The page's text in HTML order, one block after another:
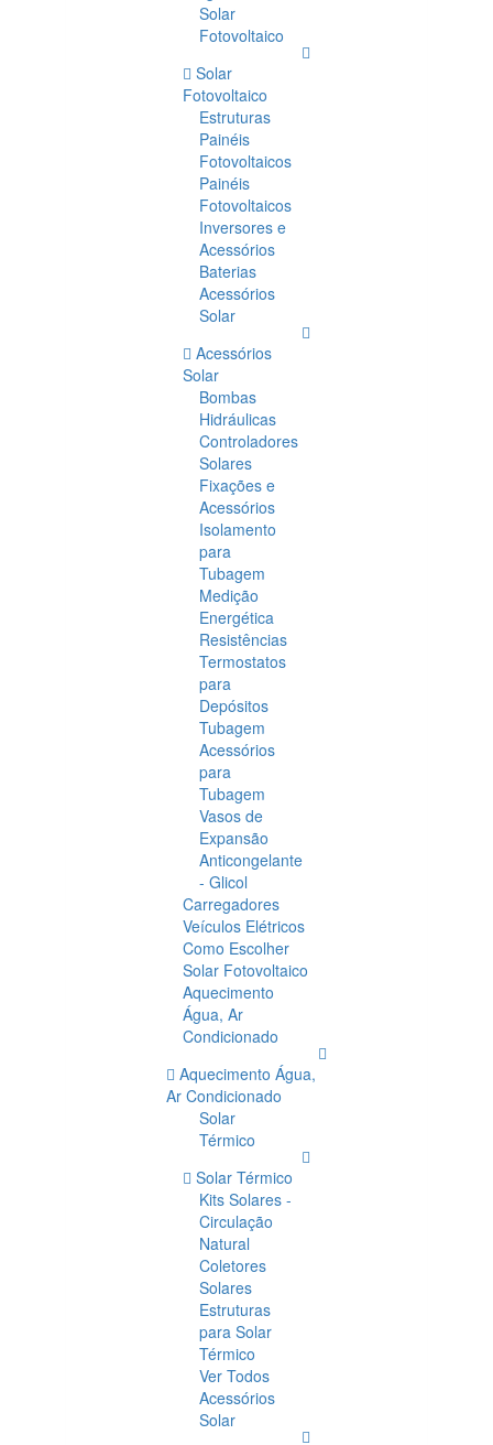
Solar
Fotovoltaico
Solar
Fotovoltaico
Estruturas
Painéis
Fotovoltaicos
Painéis
Fotovoltaicos
Inversores e
Acessórios
Baterias
Acessórios
Solar
Acessórios
Solar
Bombas
Hidráulicas
Controladores
Solares
Fixações e
Acessórios
Isolamento
para
Tubagem
Medição
Energética
Resistências
Termostatos
para
Depósitos
Tubagem
Acessórios
para
Tubagem
Vasos de
Expansão
Anticongelante
- Glicol
Carregadores
Veículos Elétricos
Como Escolher
Solar Fotovoltaico
Aquecimento
Água, Ar
Condicionado
Aquecimento Água,
Ar Condicionado
Solar
Térmico
Solar Térmico
Kits Solares -
Circulação
Natural
Coletores
Solares
Estruturas
para Solar
Térmico
Ver Todos
Acessórios
Solar